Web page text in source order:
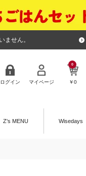
せん。
ログイン マイページ ￥0
0
Z's MENU Wisedays